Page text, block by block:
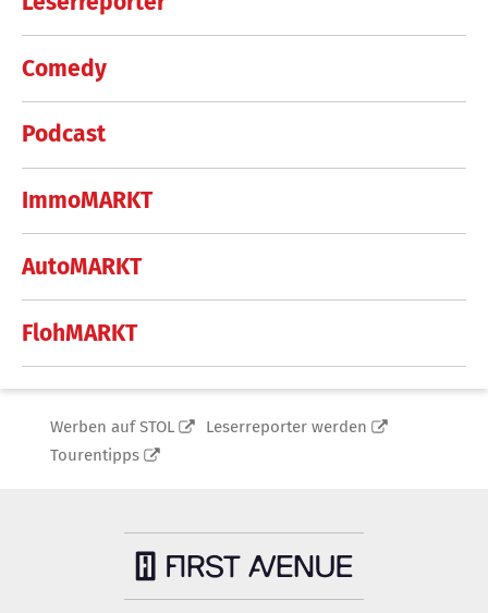
Comedy
Podcast
ImmoMARKT
AutoMARKT
FlohMARKT
Werben auf STOL
Leserreporter werden
Tourentipps